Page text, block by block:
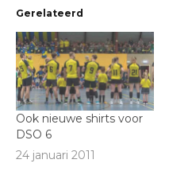
Gerelateerd
Ook nieuwe shirts voor
DSO 6
24 januari 2011